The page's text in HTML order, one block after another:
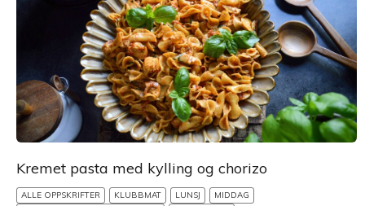
Kremet pasta med kylling og chorizo
ALLE OPPSKRIFTER KLUBBMAT LUNSJ
MIDDAG